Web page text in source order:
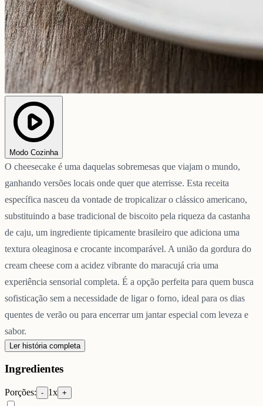
Modo Cozinha
O cheesecake é uma daquelas sobremesas que viajam o mundo,
ganhando versões locais onde quer que aterrisse. Esta receita
específica nasceu da vontade de tropicalizar o clássico americano,
substituindo a base tradicional de biscoito pela riqueza da castanha
de caju, um ingrediente tipicamente brasileiro que adiciona uma
textura oleaginosa e crocante incomparável. A união da gordura do
cream cheese com a acidez vibrante do maracujá cria uma
experiência sensorial completa. É a opção perfeita para quem busca
sofisticação sem a necessidade de ligar o forno, ideal para os dias
quentes de verão ou para encerrar um jantar especial com leveza e
sabor.
Ler história completa
Ingredientes
Porções: - 1x +